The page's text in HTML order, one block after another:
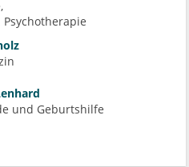
und Geburtshilfe